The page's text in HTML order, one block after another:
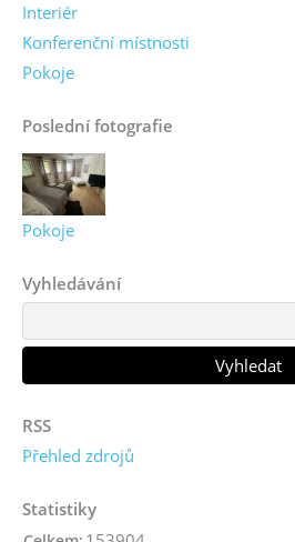
Interiér
Konferenční místnosti
Pokoje
Poslední fotografie
Pokoje
Vyhledávání
RSS
Přehled zdrojů
Statistiky